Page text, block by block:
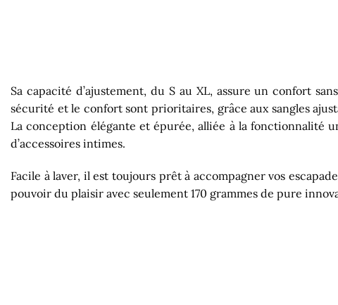
Sa capacité d’ajustement, du S au XL, assure un confort
sécurité et le confort sont prioritaires, grâce aux sangles
La conception élégante et épurée, alliée à la fonctionnalité
d’accessoires intimes.
Facile à laver, il est toujours prêt à accompagner vos
pouvoir du plaisir avec seulement 170 grammes de pure